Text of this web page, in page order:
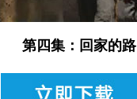
第四集：回家的路